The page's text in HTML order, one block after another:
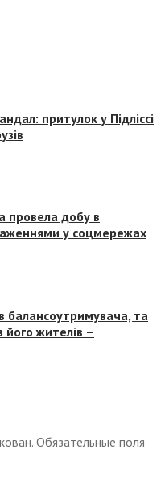
притулок у Підліссі
провела добу в
у соцмережах
балансоутримувача, та
жителів –
Обязательные поля